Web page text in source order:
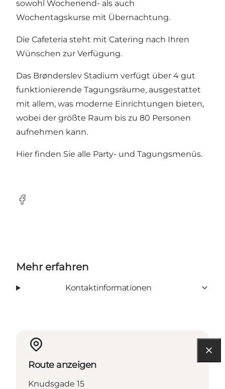
sowohl Wochenend- als auch
Wochentagskurse mit Übernachtung.
Die Cafeteria steht mit Catering nach Ihren
Wünschen zur Verfügung.
Das Brønderslev Stadium verfügt über 4 gut
funktionierende Tagungsräume, ausgestattet
mit allem, was moderne Einrichtungen bieten,
wobei der größte Raum bis zu 80 Personen
aufnehmen kann.
Hier finden Sie alle Party- und Tagungsmenüs.
Facebook
Mehr erfahren
Kontaktinformationen
Route anzeigen
Knudsgade 15